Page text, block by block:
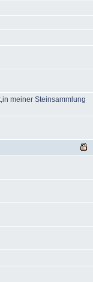
meiner Steinsammlung